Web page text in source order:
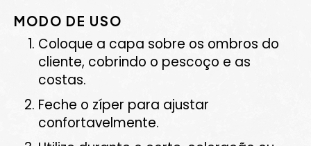
MODO DE USO
Coloque a capa sobre os ombros do
cliente, cobrindo o pescoço e as
costas.
Feche o zíper para ajustar
confortavelmente.